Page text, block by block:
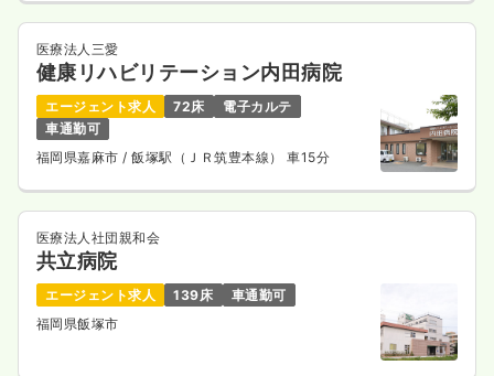
医療法人三愛
健康リハビリテーション内田病院
エージェント求人 72床
電子カルテ
車通勤可
福岡県嘉麻市/ 飯塚駅（ＪＲ筑豊本線） 車15分
医療法人社団親和会
共立病院
エージェント求人 139床
車通勤可
福岡県飯塚市